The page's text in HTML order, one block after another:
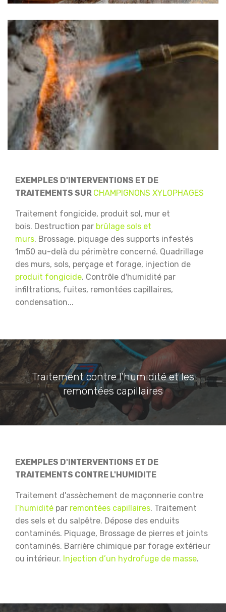
EXEMPLES D'INTERVENTIONS ET DE
TRAITEMENTS SUR CHAMPIGNONS XYLOPHAGES
Traitement fongicide, produit sol, mur et
bois. Destruction par brûlage sols et
murs. Brossage, piquage des supports infestés
1m50 au-delà du périmètre concerné. Quadrillage
des murs, sols, perçage et forage, injection de
produit fongicide. Contrôle d'humidité par
infiltrations, fuites, remontées capillaires,
condensation...
Traitement contre l'humidité et les
remontées capillaires
EXEMPLES D'INTERVENTIONS ET DE
TRAITEMENTS CONTRE L'HUMIDITE
Traitement d'assèchement de maçonnerie contre
l’humidité par remontées capillaires. Traitement
des sels et du salpêtre. Dépose des enduits
contaminés. Piquage, Brossage de pierres et joints
contaminés. Barrière chimique par forage extérieur
ou intérieur. Injection d’un hydrofuge de masse.